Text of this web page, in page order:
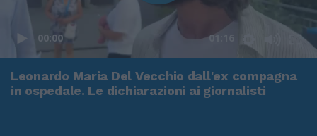
00:00 01:16
Leonardo Maria Del Vecchio dall'ex compagna
in ospedale. Le dichiarazioni ai giornalisti